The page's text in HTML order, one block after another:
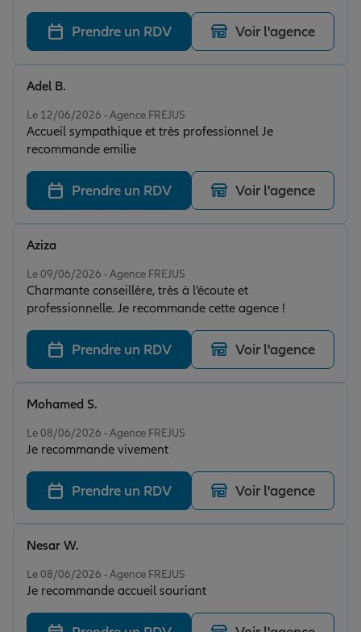
Prendre un RDV Voir l'agence
Le 12/06/2026 - Agence FREJUS
Accueil sympathique et très professionnel Je
recommande emilie
Adel B.
Prendre un RDV Voir l'agence
Le 09/06/2026 - Agence FREJUS
Charmante conseillère, très à l’écoute et
professionnelle. Je recommande cette agence !
Aziza
Prendre un RDV Voir l'agence
Le 08/06/2026 - Agence FREJUS
Je recommande vivement
Mohamed S.
Prendre un RDV Voir l'agence
Le 08/06/2026 - Agence FREJUS
Je recommande accueil souriant
Nesar W.